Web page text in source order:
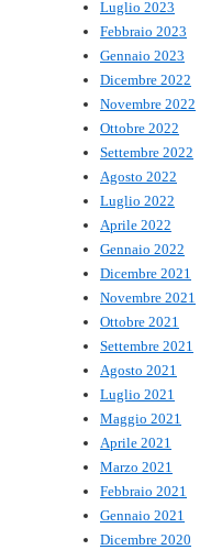
Luglio 2023
Febbraio 2023
Gennaio 2023
Dicembre 2022
Novembre 2022
Ottobre 2022
Settembre 2022
Agosto 2022
Luglio 2022
Aprile 2022
Gennaio 2022
Dicembre 2021
Novembre 2021
Ottobre 2021
Settembre 2021
Agosto 2021
Luglio 2021
Maggio 2021
Aprile 2021
Marzo 2021
Febbraio 2021
Gennaio 2021
Dicembre 2020